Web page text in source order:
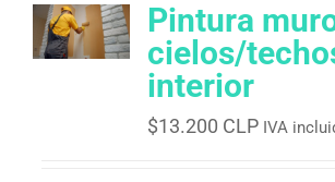
Pintura
cielos/
interior
$13.200 CLP IVA